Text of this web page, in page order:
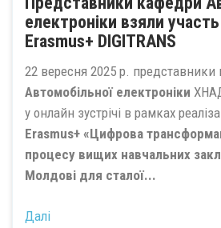
електроніки взяли участь
Erasmus+ DIGITRANS
22 вересня 2025 р.
Автомобільної електроніки
у онлайн зустрічі в рамках
Erasmus+ «Цифрова
процесу вищих навчальних
Молдові для сталої...
Далі